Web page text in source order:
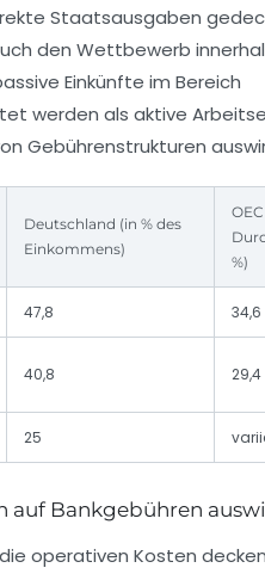
Staatsausgaben
den Wettbewerb
Einkünfte im Bereich
werden als aktive
Gebührenstrukturen
Deutschland (in % des
Einkommens)
%)
47,8 34,6
40,8 29,4
25
auf Bankgebühren
operativen Kosten